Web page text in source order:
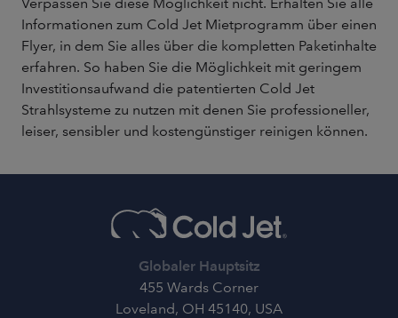
Verpassen Sie diese Möglichkeit nicht. Erhalten Sie alle
Informationen zum Cold Jet Mietprogramm über einen
Flyer, in dem Sie alles über die kompletten Paketinhalte
erfahren. So haben Sie die Möglichkeit mit geringem
Investitionsaufwand die patentierten Cold Jet
Strahlsysteme zu nutzen mit denen Sie professioneller,
leiser, sensibler und kostengünstiger reinigen können.
Globaler Hauptsitz
455 Wards Corner
Loveland, OH 45140, USA